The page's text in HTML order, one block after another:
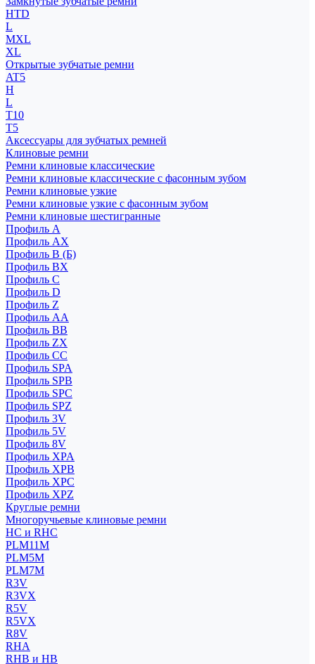
HTD
L
MXL
XL
Открытые зубчатые ремни
AT5
H
L
T10
T5
Аксессуары для зубчатых ремней
Клиновые ремни
Ремни клиновые классические
Ремни клиновые классические с фасонным зубом
Ремни клиновые узкие
Ремни клиновые узкие с фасонным зубом
Ремни клиновые шестигранные
Профиль A
Профиль AX
Профиль B (Б)
Профиль BX
Профиль C
Профиль D
Профиль Z
Профиль АА
Профиль BB
Профиль ZX
Профиль CC
Профиль SPA
Профиль SPB
Профиль SPC
Профиль SPZ
Профиль 3V
Профиль 5V
Профиль 8V
Профиль XPA
Профиль XPB
Профиль XPC
Профиль XPZ
Круглые ремни
Многоручьевые клиновые ремни
HC и RHC
PLM11M
PLM5M
PLM7M
R3V
R3VX
R5V
R5VX
R8V
RHA
RHB и HB